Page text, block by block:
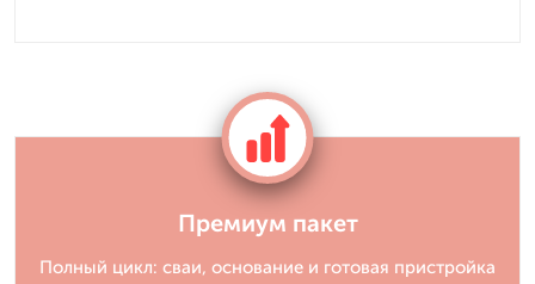
Премиум пакет
Полный цикл: сваи, основание и готовая пристройка